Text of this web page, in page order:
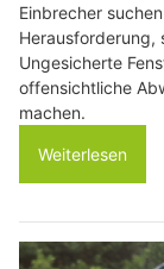
Einbrecher
Herausforderung,
Ungesicherte
offensichtliche
machen.
Weiterlesen